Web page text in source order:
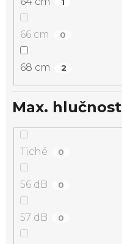
66 cm 0
68 cm 2
Max. hlučnost
Tiché 0
56 dB 0
57 dB 0